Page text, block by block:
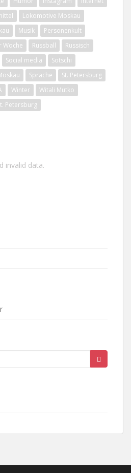
Lokomotive Moskau
Musik
Personenkult
Woche Russball
Russisch
Social media
Sotschi
Sprache
St. Petersburg
Winter
Witali Mutko
Petersburg
invalid data.